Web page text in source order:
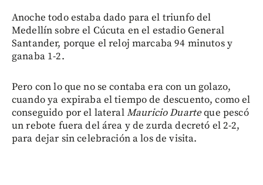
Anoche todo estaba dado para el triunfo del
Medellín sobre el Cúcuta en el estadio General
Santander, porque el reloj marcaba 94 minutos y
ganaba 1-2.
Pero con lo que no se contaba era con un golazo,
cuando ya expiraba el tiempo de descuento, como el
conseguido por el lateralMauricio Duarteque pescó
un rebote fuera del área y de zurda decretó el 2-2,
para dejar sin celebración a los de visita.